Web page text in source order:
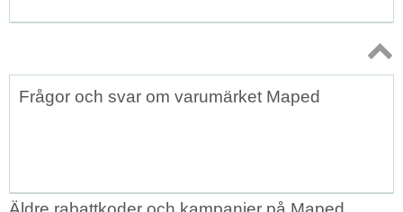
Topp
Frågor och svar om varumärket Maped